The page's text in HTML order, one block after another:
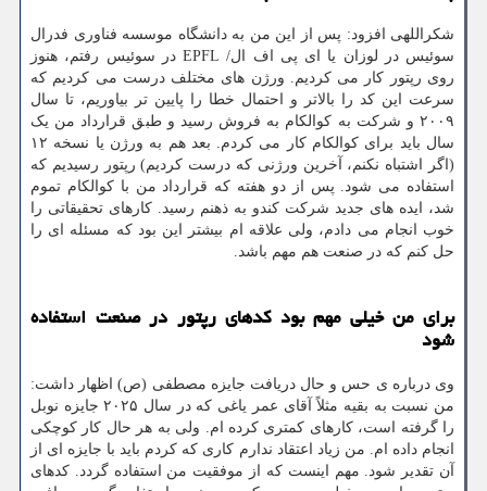
شکراللهی افزود: پس از این من به دانشگاه موسسه فناوری فدرال
سوئیس در لوزان یا ای پی اف ال/ EPFL در سوئیس رفتم، هنوز
روی رپتور کار می کردیم. ورژن های مختلف درست می کردیم که
سرعت این کد را بالاتر و احتمال خطا را پایین تر بیاوریم، تا سال
۲۰۰۹ و شرکت به کوالکام به فروش رسید و طبق قرارداد من یک
سال باید برای کوالکام کار می کردم. بعد هم به ورژن یا نسخه ۱۲
(اگر اشتباه نکنم، آخرین ورژنی که درست کردیم) رپتور رسیدیم که
استفاده می شود. پس از دو هفته که قرارداد من با کوالکام تموم
شد، ایده های جدید شرکت کندو به ذهنم رسید. کارهای تحقیقاتی را
خوب انجام می دادم، ولی علاقه ام بیشتر این بود که مسئله ای را
حل کنم که در صنعت هم مهم باشد.
برای من خیلی مهم بود کدهای رپتور در صنعت استفاده
شود
وی درباره ی حس و حال دریافت جایزه مصطفی (ص) اظهار داشت:
من نسبت به بقیه مثلاً آقای عمر یاغی که در سال ۲۰۲۵ جایزه نوبل
را گرفته است، کارهای کمتری کرده ام. ولی به هر حال کار کوچکی
انجام داده ام. من زیاد اعتقاد ندارم کاری که کردم باید با جایزه ای از
آن تقدیر شود. مهم اینست که از موفقیت من استفاده گردد. کدهای